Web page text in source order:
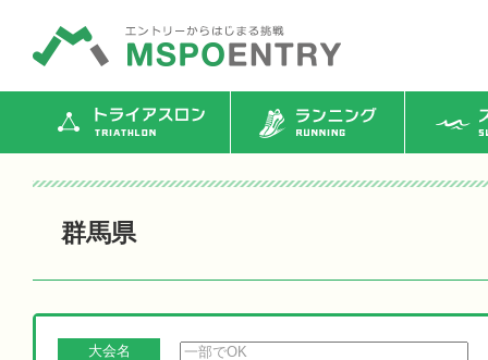
トライアスロン ランニング ス
群馬県
大会名